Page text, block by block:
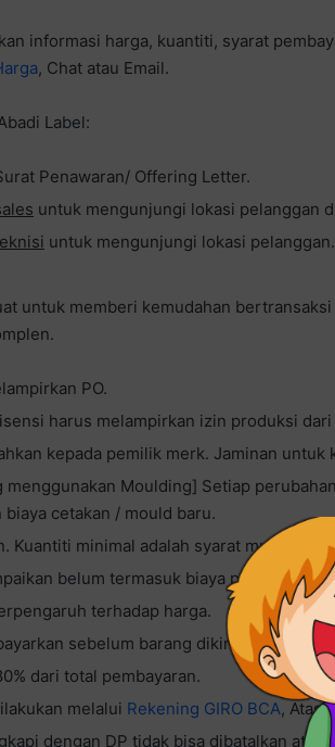
informasi harga, kuantiti, syarat
, Chat atau Email.
Label:
Penawaran/ Offering Letter.
untuk mengunjungi lokasi pelanggan
untuk mengunjungi lokasi pelanggan.
untuk memberi kemudahan
PO.
harus melampirkan izin produksi
kepada pemilik merk. Jaminan
menggunakan Moulding] Setiap
cetakan / mould baru.
Kuantiti minimal adalah syarat mutlak
belum termasuk biaya paket.
terhadap harga.
sebelum barang dikirimkan.
dari total pembayaran.
melalui Rekening GIRO BCA, Atas
dengan DP tidak bisa dibatalkan atau